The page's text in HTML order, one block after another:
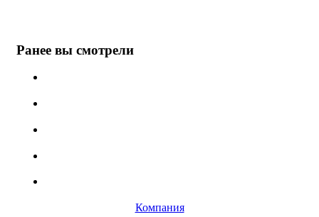
Ранее вы смотрели
Компания